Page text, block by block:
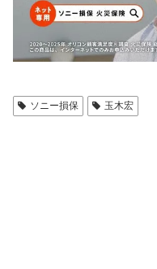
ソニー損保 玉木宏